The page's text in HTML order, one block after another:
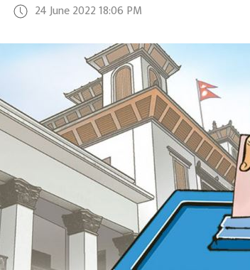
24 June 2022 18:06 PM